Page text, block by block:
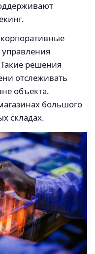
решения
отслеживать
объекта.
большого
складах.